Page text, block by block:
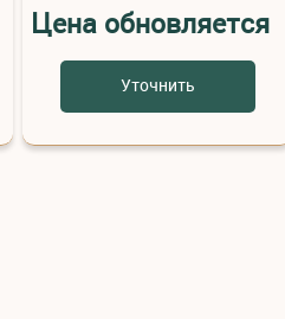
Цена обновляется
Уточнить